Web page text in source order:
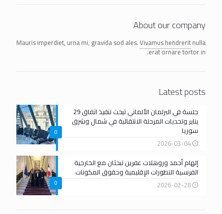
About our company
Mauris imperdiet, urna mi, gravida sod ales.Vivamus hendreritnulla
erat ornare tortor in.
Latest posts
0
جلسة في البرلمان الألماني تبحث تنفيذ اتفاق 29
يناير وتحديات المرحلة الانتقالية في شمال وشرق
سوريا
2026-03-04
0
إلهام أحمد وروهلات عفرين تبحثان مع الخارجية
الفرنسية التطورات الإقليمية وحقوق المكونات
2026-02-28